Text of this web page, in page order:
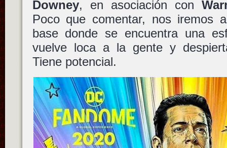
Downey, en asociación con
Poco que comentar, nos iremos
base donde se encuentra una
vuelve loca a la gente y
Tiene potencial.